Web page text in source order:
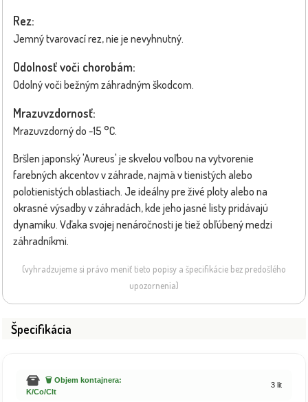
Rez:
Jemný tvarovací rez, nie je nevyhnutný.
Odolnosť voči chorobám:
Odolný voči bežným záhradným škodcom.
Mrazuvzdornosť:
Mrazuvzdorný do -15 °C.
Bršlen japonský 'Aureus' je skvelou voľbou na vytvorenie
farebných akcentov v záhrade, najmä v tienistých alebo
polotienistých oblastiach. Je ideálny pre živé ploty alebo na
okrasné výsadby v záhradách, kde jeho jasné listy pridávajú
dynamiku. Vďaka svojej nenáročnosti je tiež obľúbený medzi
záhradníkmi.
(vyhradzujeme si právo meniť tieto popisy a špecifikácie bez predošlého
upozornenia)
Špecifikácia
🗑️ Objem kontajnera:
K/Co/Clt
3 lit